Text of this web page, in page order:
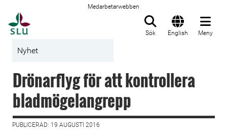
Medarbetarwebben
Sök English Meny
Nyhet
Drönarflyg för att kontrollera
bladmögelangrepp
PUBLICERAD: 19 AUGUSTI 2016